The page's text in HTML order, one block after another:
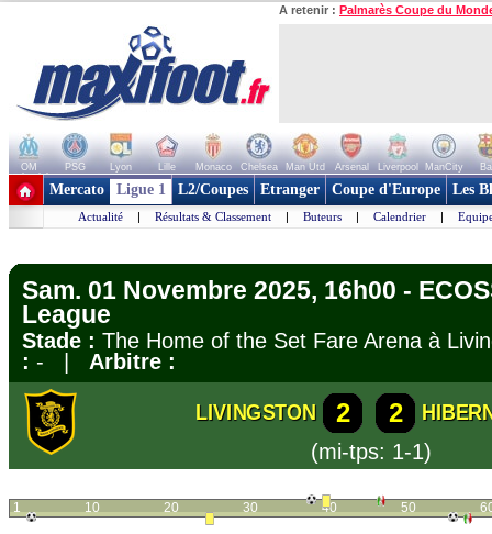
A retenir : Palmarès Coupe du
OM PSG Lyon Lille Monaco Chelsea Man Utd Arsenal Liverpool ManCity
+ de clubs
Mercato Ligue 1 L2/Coupes Etranger Coupe d'Europe Les
Actualité | Résultats & Classement | Buteurs | Calendrier |
Sam. 01 Novembre 2025, 16h00 -
League
Stade : The Home of the Set Fare Arena à
: - | Arbitre :
LIVINGSTON 2 2
(mi-tps: 1-1)
1 10 20 30 40 50